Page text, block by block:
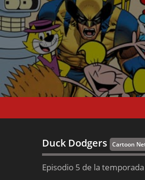
Duck Dodgers Cartoon
Episodio 5 de la